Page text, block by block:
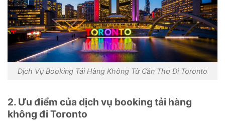
Dịch Vụ Booking Tải Hàng Không Từ Cần Thơ Đi Toronto
2. Ưu điểm của dịch vụ booking tải hàng
không đi Toronto